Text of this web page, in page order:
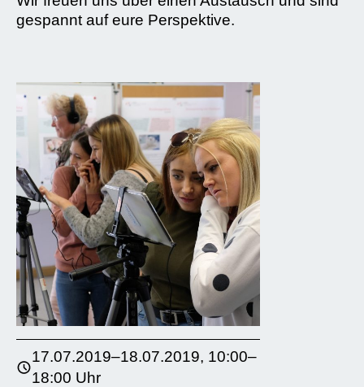
gespannt auf eure Perspektive.
17.07.2019–18.07.2019, 10:00–
18:00 Uhr